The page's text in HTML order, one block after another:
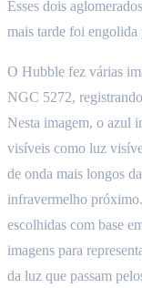
Esses dois
mais tarde foi engolida
O Hubble fez várias
NGC 5272,
Nesta imagem, o azul
visíveis como luz
de onda mais longos
infravermelho
escolhidas com base
imagens para
da luz que passam